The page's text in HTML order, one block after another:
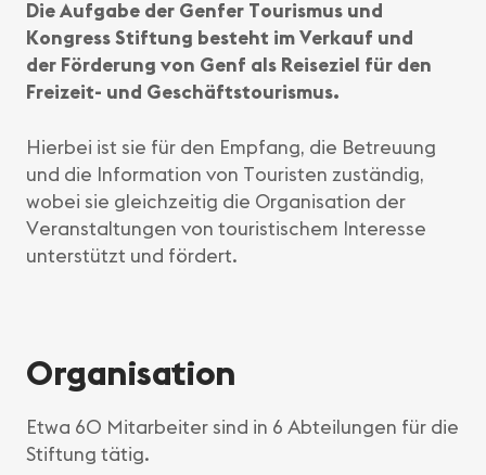
Die Aufgabe der Genfer Tourismus und
Kongress Stiftung besteht im Verkauf und
der Förderung von Genf als Reiseziel für den
Freizeit- und Geschäftstourismus.
Hierbei ist sie für den Empfang, die Betreuung
und die Information von Touristen zuständig,
wobei sie gleichzeitig die Organisation der
Veranstaltungen von touristischem Interesse
unterstützt und fördert.
Organisation
Etwa 60 Mitarbeiter sind in 6 Abteilungen für die
Stiftung tätig.